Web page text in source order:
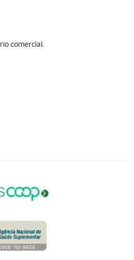
comercial